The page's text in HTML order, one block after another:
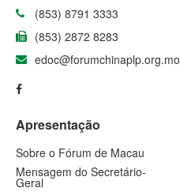
(853) 8791 3333
(853) 2872 8283
edoc@forumchinaplp.org.mo
Apresentação
Sobre o Fórum de Macau
Mensagem do Secretário-
Geral